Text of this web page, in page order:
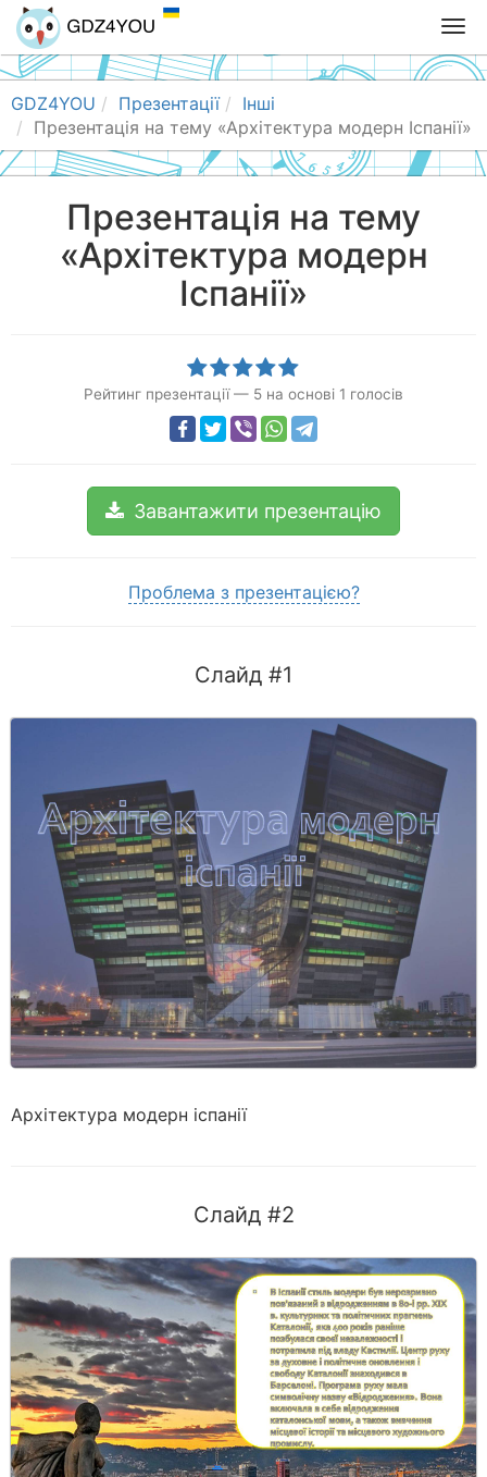
T
o
g
l
e
n
GDZ4YOU Презентації
Інші
Презентація на тему «Архітектура модерн Іспанії»
Презентація на тему
«Архітектура модерн
Іспанії»
Рейтинг презентації — 5 на основі 1 голосів
Завантажити презентацію
Проблема з презентацією?
Слайд #1
Архітектура модерн іспанії
Слайд #2